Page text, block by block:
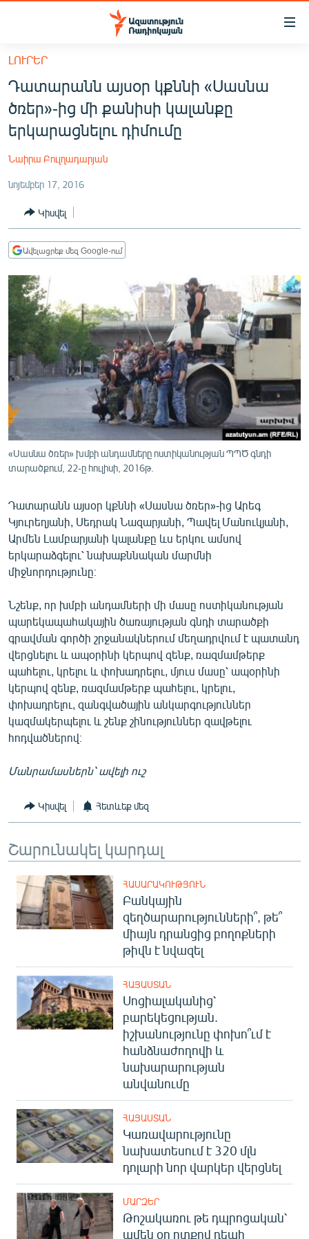
Մատչելիության
հիմնական
բովանդակությանը
Անցնել
հիմնական
մենյուին
ՀԱՅԱՍՏԱՆ
ՔԱՂԱՔԱԿԱՆ
ՏՆՏԵՍՈՒԹՅՈՒՆ
ՂԱՐԱԲԱՂ
ՏԱՐԱԾԱՇՐՋԱՆ
ՄԻՋԱԶԳԱՅԻՆ
ՄՇԱԿՈՒՅԹ
ՍՊՈՐՏ
ՄԵԿՆԱԲԱՆՈՒԹՅՈՒՆ
ՏՏ ԵՒ ԻՆՏԵՐՆԵՏ
ԱՐԽԻՎ
ԲԱՆԱՎԵՃ
ՁԳՏԵԼՈՎ ԼԱՎԱԳՈՒՅՆԻՆ
ՓՈԴՔԱՍԹ
Հայերեն
English
Русский
ՀԵՏԵՎԵՔ ՄԵԶ
ԼՈՒՐԵՐ
Դատարանն այսօր կքննի «Սասնա
ծռեր»-ից մի քանիսի կալանքը
երկարացնելու դիմումը
Նաիրա Բուլղադարյան
նոյեմբեր 17, 2016
Կիսվել
Ավելացրեք մեզ Google-ում
«Սասնա ծռեր» խմբի անդամները ոստիկանության ՊՊԾ գնդի
տարածքում, 22-ը հուլիսի, 2016թ.
Դատարանն այսօր կքննի «Սասնա ծռեր»-ից Արեգ
Կյուրեղյանի, Սեդրակ Նազարյանի, Պավել Մանուկյանի,
Արմեն Լամբարյանի կալանքը ևս երկու ամսով
երկարաձգելու՝ նախաքննական մարմնի
միջնորդությունը։
Նշենք, որ խմբի անդամների մի մասը ոստիկանության
պարեկապահակային ծառայության գնդի տարածքի
գրավման գործի շրջանակներում մեղադրվում է պատանդ
վերցնելու և ապօրինի կերպով զենք, ռազմամթերք
պահելու, կրելու և փոխադրելու, մյուս մասը՝ ապօրինի
կերպով զենք, ռազմամթերք պահելու, կրելու,
փոխադրելու, զանգվածային անկարգություններ
կազմակերպելու և շենք շինություններ զավթելու
հոդվածներով։
Մանրամասներն՝ ավելի ուշ
Կիսվել Հետևեք մեզ
Շարունակել կարդալ
ՀԱՍԱՐԱԿՈՒԹՅՈՒՆ
Բանկային
զեղծարարությունների՞, թե՞
միայն դրանցից բողոքների
թիվն է նվազել
ՀԱՅԱՍՏԱՆ
Սոցիալականից՝
բարեկեցության.
իշխանությունը փոխո՞ւմ է
հանձնաժողովի և
նախարարության
անվանումը
ՀԱՅԱՍՏԱՆ
Կառավարությունը
նախատեսում է 320 մլն
դոլարի նոր վարկեր վերցնել
ՄԱՐԶԵՐ
Թոշակառու թե դպրոցական՝
ամեն օր ոտքով դեպի